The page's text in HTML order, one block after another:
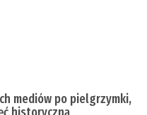
mediów po pielgrzymki,